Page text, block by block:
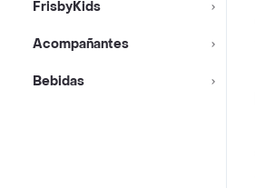
FrisbyKids
Acompañantes
Bebidas